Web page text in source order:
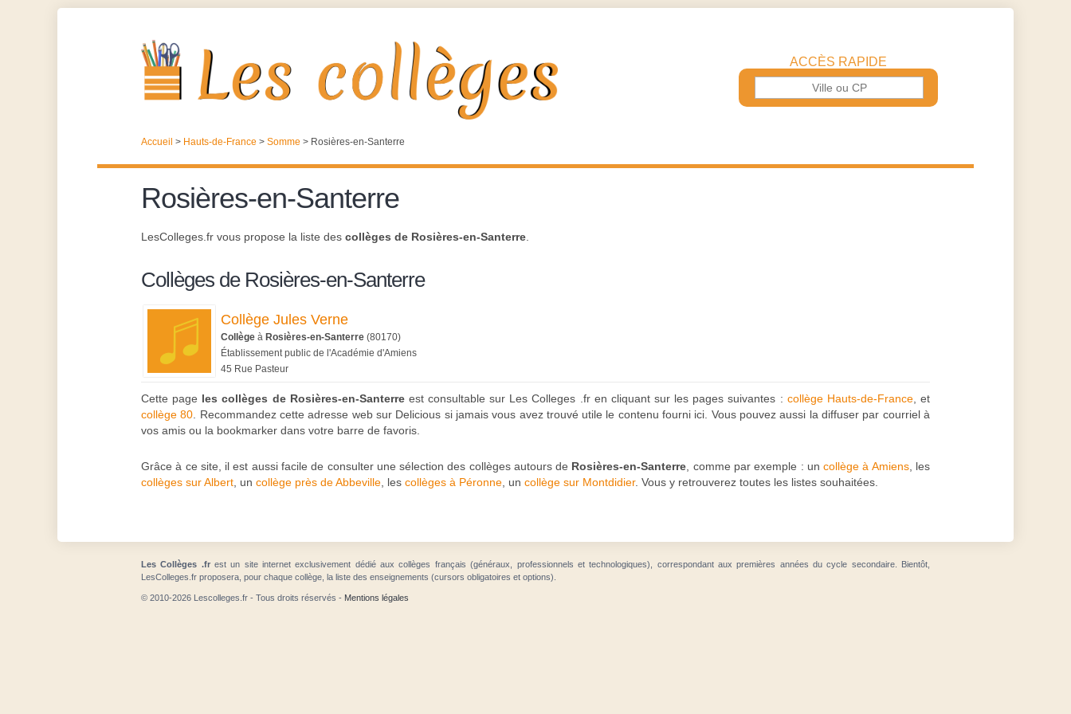
ACCÈS RAPIDE
Accueil > Hauts-de-France > Somme > Rosières-en-Santerre
Rosières-en-Santerre
LesColleges.fr vous propose la liste des collèges de Rosières-en-Santerre
Collèges de Rosières-en-Santerre
Collège Jules Verne
Collège à Rosières-en-Santerre (80170)
Établissement public de l'Académie d'Amiens
45 Rue Pasteur
Cette page les collèges de Rosières-en-Santerreest consultable sur Les Colleges .fr en cliquant sur les pages suivantes : collège Hauts-de-France, et
collège 80 . Recommandez cette adresse web sur Delicious si jamais vous avez trouvé utile le contenu fourni ici. Vous pouvez aussi la diffuser par courriel à
vos amis ou la bookmarker dans votre barre de favoris.
Grâce à ce site, il est aussi facile de consulter une sélection des collèges autours de Rosières-en-Santerre , comme par exemple : uncollège à Amiens, les
collèges sur Albert , un collège près de Abbeville , les collèges à Péronne , un collège sur Montdidier. Vous y retrouverez toutes les listes souhaitées.
Les Collèges .frest un site internet exclusivement dédié aux collèges français (généraux, professionnels et technologiques), correspondant aux premières années du cycle secondaire. Bientôt,
LesColleges.fr proposera, pour chaque collège, la liste des enseignements (cursors obligatoires et options).
© 2010-2026 Lescolleges.fr - Tous droits réservés - Mentions légales